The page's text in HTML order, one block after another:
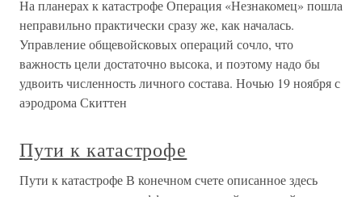
На планерах к катастрофе Операция «Незнакомец» пошла
неправильно практически сразу же, как началась.
Управление общевойсковых операций сочло, что
важность цели достаточно высока, и поэтому надо бы
удвоить численность личного состава. Ночью 19 ноября с
аэродрома Скиттен
Пути к катастрофе
Пути к катастрофе В конечном счете описанное здесь